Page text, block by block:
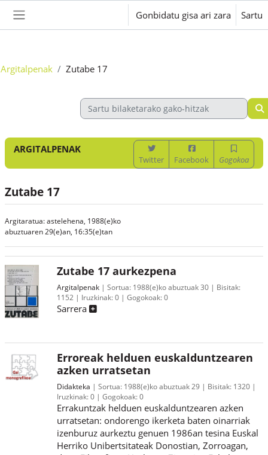
Alboko panela
Gonbidatu gisa ari zara Sartu
Argitalpenak Zutabe 17
ARGITALPENAK
Twitter Facebook Gogokoa
Zutabe 17
Argitaratua: astelehena, 1988(e)ko
abuztuaren 29(e)an, 16:35(e)tan
Zutabe 17 aurkezpena
Argitalpenak Sortua: 1988(e)ko abuztuak 30
Bisitak:
1152
Iruzkinak:0 Gogokoak:0
Sarrera
Erroreak helduen euskalduntzearen
azken urratsetan
Didakteka Sortua: 1988(e)ko abuztuak 29 Bisitak: 1320
Iruzkinak:0 Gogokoak:0
Errakuntzak helduen euskalduntzearen azken
urratsetan: ondorengo ikerketa baten oinarriak
izenburuz aurkeztu genuen 1986an tesina Euskal
Herriko Unibertsitateak Donostian, Zorroagan,